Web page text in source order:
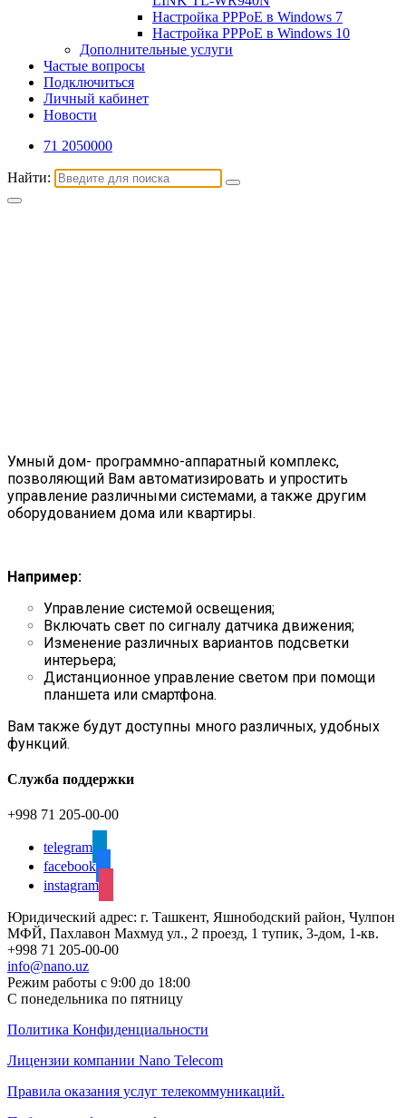
Настройка PPPoE в Windows 7
Настройка PPPoE в Windows 10
Дополнительные услуги
Частые вопросы
Подключиться
Личный кабинет
Новости
71 2050000
Найти:
Умный дом- программно-аппаратный комплекс,
позволяющий Вам автоматизировать и упростить
управление различными системами, а также другим
оборудованием дома или квартиры.
Например:
Управление системой освещения;
Включать свет по сигналу датчика движения;
Изменение различных вариантов подсветки
интерьера;
Дистанционное управление светом при помощи
планшета или смартфона.
Вам также будут доступны много различных, удобных
функций.
Служба поддержки
+998 71 205-00-00
telegram
facebook
instagram
Юридический адрес: г. Ташкент, Яшнободский район, Чулпон
МФЙ, Пахлавон Махмуд ул., 2 проезд, 1 тупик, 3-дом, 1-кв.
+998 71 205-00-00
info@nano.uz
Режим работы с 9:00 до 18:00
С понедельника по пятницу
Политика Конфиденциальности
Лицензии компании Nano Telecom
Правила оказания услуг телекоммуникаций.